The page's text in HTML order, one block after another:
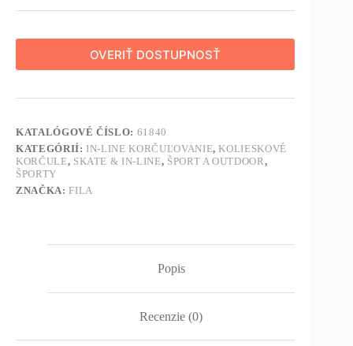
OVERIŤ DOSTUPNOSŤ
KATALÓGOVÉ ČÍSLO: 61840
KATEGÓRIÍ: IN-LINE KORČUĽOVANIE,KOLIESKOVÉ
KORČULE, SKATE & IN-LINE, ŠPORT A OUTDOOR,
ŠPORTY
ZNAČKA:FILA
Popis
Recenzie (0)